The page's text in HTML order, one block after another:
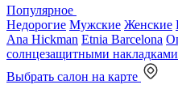
Популярное
Недорогие Мужские Женские
Ana Hickman Etnia Barcelona
солнцезащитными накладками
Выбрать салон на карте